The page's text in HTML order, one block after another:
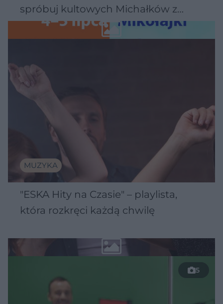
spróbuj kultowych Michałków z
Wawelu
MUZYKA
"ESKA Hity na Czasie" – playlista,
która rozkręci każdą chwilę
5